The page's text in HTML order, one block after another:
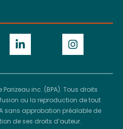
inc. (BPA). Tous droits
ou la reproduction de tout
sans approbation préalable de
de ses droits d’auteur.